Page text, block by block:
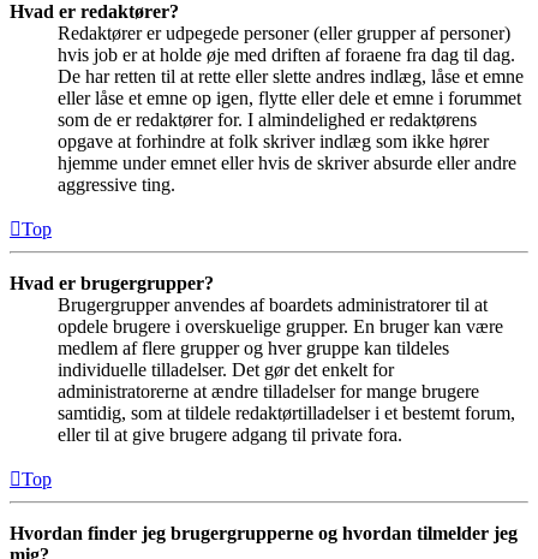
Hvad er redaktører?
Redaktører er udpegede personer (eller grupper af personer)
hvis job er at holde øje med driften af foraene fra dag til dag.
De har retten til at rette eller slette andres indlæg, låse et emne
eller låse et emne op igen, flytte eller dele et emne i forummet
som de er redaktører for. I almindelighed er redaktørens
opgave at forhindre at folk skriver indlæg som ikke hører
hjemme under emnet eller hvis de skriver absurde eller andre
aggressive ting.
Top
Hvad er brugergrupper?
Brugergrupper anvendes af boardets administratorer til at
opdele brugere i overskuelige grupper. En bruger kan være
medlem af flere grupper og hver gruppe kan tildeles
individuelle tilladelser. Det gør det enkelt for
administratorerne at ændre tilladelser for mange brugere
samtidig, som at tildele redaktørtilladelser i et bestemt forum,
eller til at give brugere adgang til private fora.
Top
Hvordan finder jeg brugergrupperne og hvordan tilmelder jeg